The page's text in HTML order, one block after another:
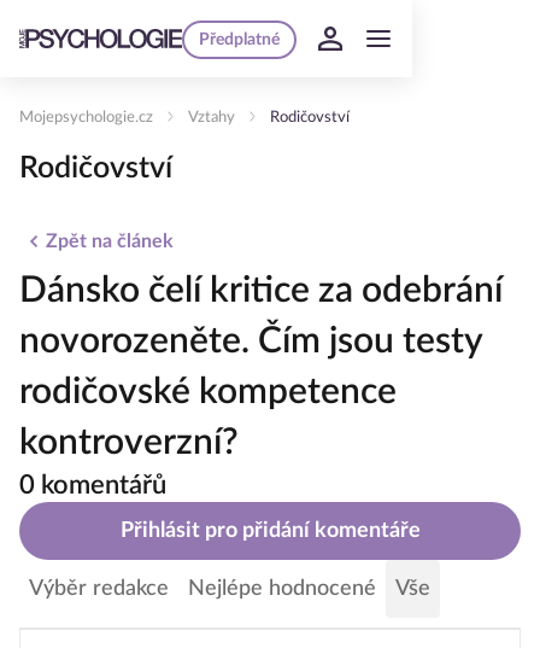
Předplatné
Mojepsychologie.cz Vztahy Rodičovství
Rodičovství
Zpět na článek
Dánsko čelí kritice za odebrání
novorozeněte. Čím jsou testy
rodičovské kompetence
kontroverzní?
0 komentářů
Přihlásit pro přidání komentáře
Výběr redakce Nejlépe hodnocené Vše